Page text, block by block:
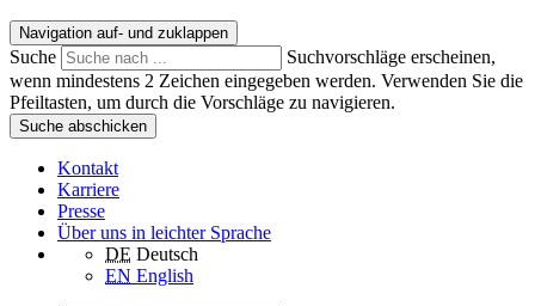
Navigation auf- und zuklappen
Suche
Suchvorschläge erscheinen,
wenn mindestens 2 Zeichen eingegeben werden. Verwenden Sie die
Pfeiltasten, um durch die Vorschläge zu navigieren.
Suche abschicken
Kontakt
Karriere
Presse
Über uns in leichter Sprache
DE Deutsch
EN English